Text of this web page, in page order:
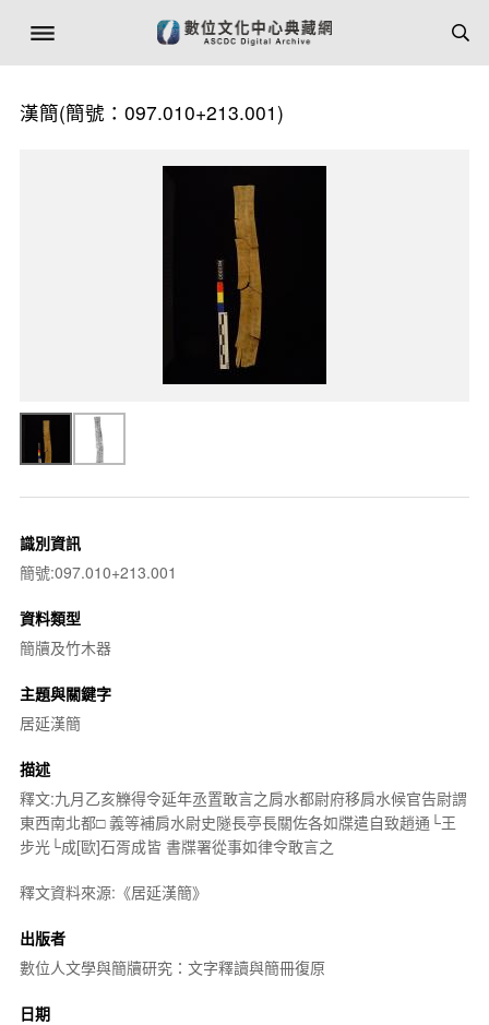
漢簡(簡號：097.010+213.001)
識別資訊
簡號:097.010+213.001
資料類型
簡牘及竹木器
主題與關鍵字
居延漢簡
描述
釋文:九月乙亥觻得令延年丞置敢言之肩水都尉府移肩水候官告尉謂
東西南北都□ 義等補肩水尉史隧長亭長關佐各如牒遣自致趙通└王
步光└成[歐]石胥成皆 書牒署從事如律令敢言之
釋文資料來源:《居延漢簡》
出版者
數位人文學與簡牘研究：文字釋讀與簡冊復原
日期